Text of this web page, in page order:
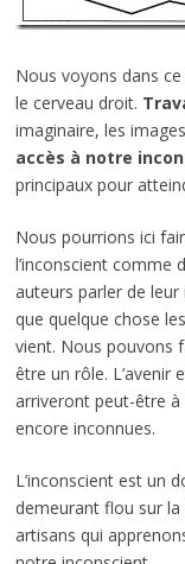
Nous voyons dans
le cerveau droit.
imaginaire, les
accès à notre
principaux pour
Nous pourrions ici
l’inconscient comme
auteurs parler de
que quelque chose
vient. Nous pouvons
être un rôle. L’avenir
arriveront peut-être
encore inconnues.
L’inconscient est un
demeurant flou sur la
artisans qui